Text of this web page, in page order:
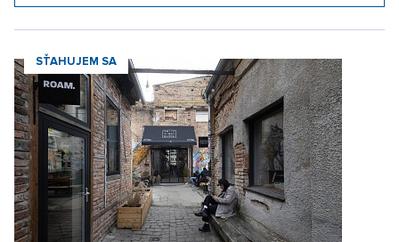
SŤAHUJEM SA